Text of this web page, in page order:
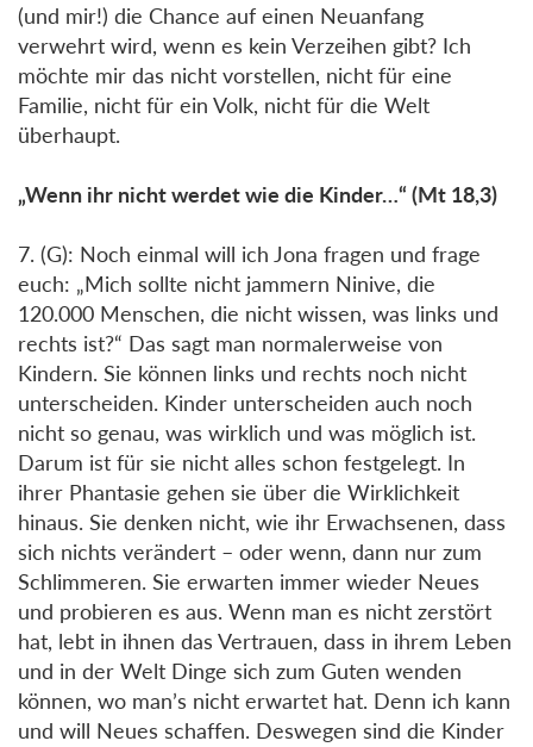
(und mir!) die Chance auf einen Neuanfang
verwehrt wird, wenn es kein Verzeihen gibt? Ich
möchte mir das nicht vorstellen, nicht für eine
Familie, nicht für ein Volk, nicht für die Welt
überhaupt.
„Wenn ihr nicht werdet wie die Kinder…“ (Mt 18,3)
7. (G): Noch einmal will ich Jona fragen und frage
euch: „Mich sollte nicht jammern Ninive, die
120.000 Menschen, die nicht wissen, was links und
rechts ist?“ Das sagt man normalerweise von
Kindern. Sie können links und rechts noch nicht
unterscheiden. Kinder unterscheiden auch noch
nicht so genau, was wirklich und was möglich ist.
Darum ist für sie nicht alles schon festgelegt. In
ihrer Phantasie gehen sie über die Wirklichkeit
hinaus. Sie denken nicht, wie ihr Erwachsenen, dass
sich nichts verändert – oder wenn, dann nur zum
Schlimmeren. Sie erwarten immer wieder Neues
und probieren es aus. Wenn man es nicht zerstört
hat, lebt in ihnen das Vertrauen, dass in ihrem Leben
und in der Welt Dinge sich zum Guten wenden
können, wo man’s nicht erwartet hat. Denn ich kann
und will Neues schaffen. Deswegen sind die Kinder